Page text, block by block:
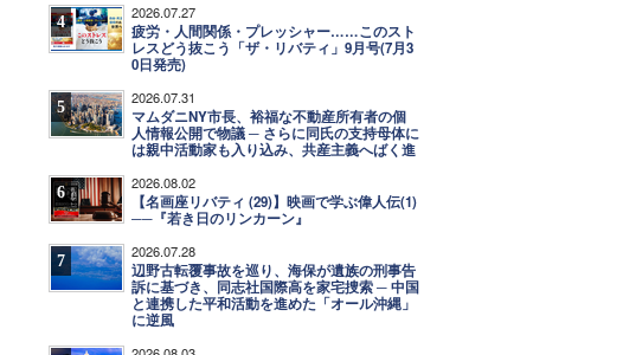
4 2026.07.27
疲労・人間関係・プレッシャー……このスト
レスどう抜こう「ザ・リバティ」9月号(7月3
0日発売)
5 2026.07.31
マムダニNY市長、裕福な不動産所有者の個
人情報公開で物議 ─ さらに同氏の支持母体に
は親中活動家も入り込み、共産主義へばく進
6 2026.08.02
【名画座リバティ (29)】映画で学ぶ偉人伝(1)
──『若き日のリンカーン』
7 2026.07.28
辺野古転覆事故を巡り、海保が遺族の刑事告
訴に基づき、同志社国際高を家宅捜索 ─ 中国
と連携した平和活動を進めた「オール沖縄」
に逆風